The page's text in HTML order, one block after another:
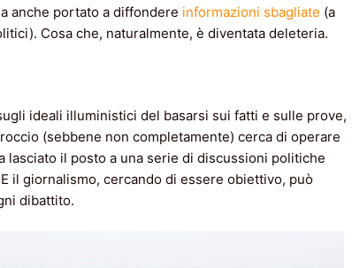
anche portato a diffondere informazioni sbagliate (a
Cosa che, naturalmente, è diventata deleteria.
ideali illuministici del basarsi sui fatti e sulle prove,
(sebbene non completamente) cerca di operare
lasciato il posto a una serie di discussioni politiche
il giornalismo, cercando di essere obiettivo, può
dibattito.